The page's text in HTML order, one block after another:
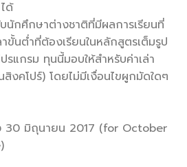
ด้
นักศึกษาต่างชาติที่มีผลการเรียนที่
าขั้นต่ำที่ต้องเรียนในหลักสูตรเต็มรูป
รแกรม ทุนนี้มอบให้สำหรับค่าเล่า
สิงคโปร์) โดยไม่มีเงื่อนไขผูกมัดใดๆ
30 มิถุนายน 2017 (for October